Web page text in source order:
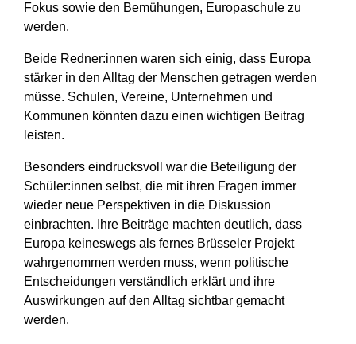
Fokus sowie den Bemühungen, Europaschule zu
werden.
Beide Redner:innen waren sich einig, dass Europa
stärker in den Alltag der Menschen getragen werden
müsse. Schulen, Vereine, Unternehmen und
Kommunen könnten dazu einen wichtigen Beitrag
leisten.
Besonders eindrucksvoll war die Beteiligung der
Schüler:innen selbst, die mit ihren Fragen immer
wieder neue Perspektiven in die Diskussion
einbrachten. Ihre Beiträge machten deutlich, dass
Europa keineswegs als fernes Brüsseler Projekt
wahrgenommen werden muss, wenn politische
Entscheidungen verständlich erklärt und ihre
Auswirkungen auf den Alltag sichtbar gemacht
werden.